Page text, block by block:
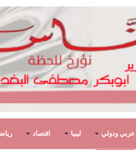
عربي ودولي ليبيا اقتصاد